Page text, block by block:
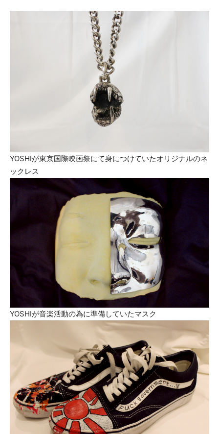
YOSHIが東京国際映画祭にて身につけていたオリジナルのネ
ックレス
YOSHIが音楽活動の為に準備していたマスク